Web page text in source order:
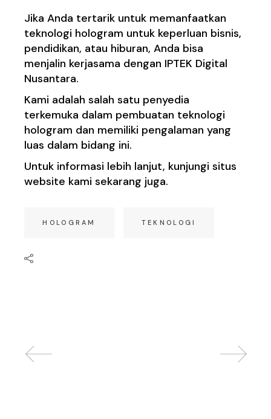
Jika Anda tertarik untuk memanfaatkan
teknologi hologram untuk keperluan bisnis,
pendidikan, atau hiburan, Anda bisa
menjalin kerjasama dengan IPTEK Digital
Nusantara.
Kami adalah salah satu penyedia
terkemuka dalam pembuatan teknologi
hologram dan memiliki pengalaman yang
luas dalam bidang ini.
Untuk informasi lebih lanjut, kunjungi situs
website kami sekarang juga.
HOLOGRAM TEKNOLOGI